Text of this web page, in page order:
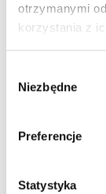
otrzymanymi
korzystania z
zgody
Niezbędne
Preferencje
Statystyka
INNI KLIENCI